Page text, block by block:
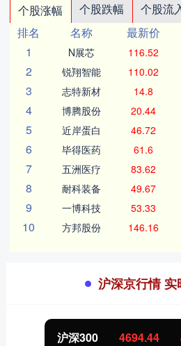
个股涨幅 个股跌幅 个股流
排名
名称 最新价
1
N展芯 116.52
2 锐翔智能 110.02
3 志特新材 14.8
4 博腾股份 20.44
5 近岸蛋白 46.72
6 毕得医药 61.6
7 五洲医疗 83.62
8 耐科装备 49.67
9 一博科技 53.33
10 方邦股份 146.16
沪深京行情 实
沪深300 4694.44